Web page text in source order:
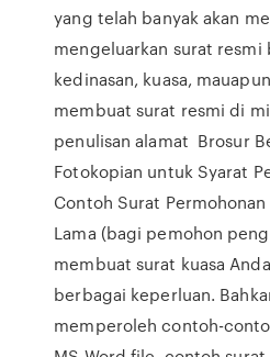
yang telah banyak akan
mengeluarkan surat
kedinasan, kuasa,
membuat surat resmi di
penulisan alamat Brosur
Fotokopian untuk Syarat
Contoh Surat
Lama (bagi pemohon
membuat surat kuasa
berbagai keperluan.
memperoleh contoh-